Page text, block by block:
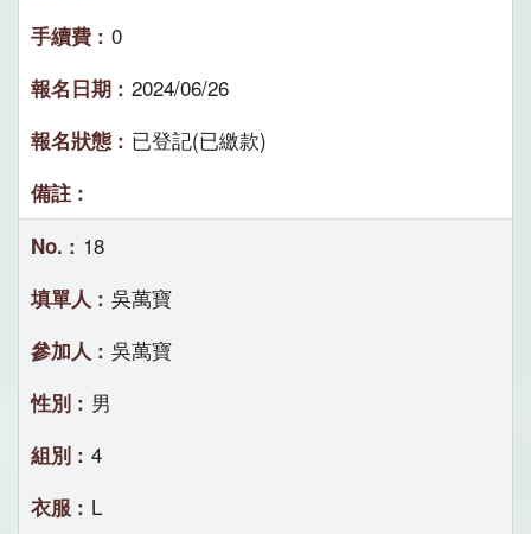
0
2024/06/26
已登記(已繳款)
18
吳萬寶
吳萬寶
男
4
L